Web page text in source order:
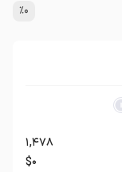
٪۰
۱,۴۷۸
$۰